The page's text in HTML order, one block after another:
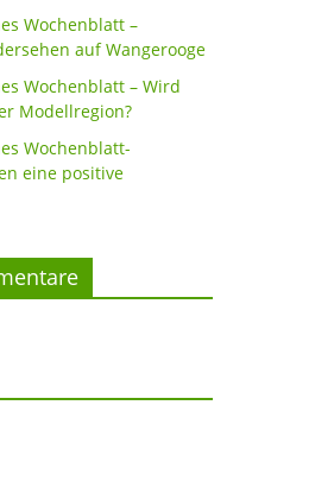
Wochenblatt –
auf Wangerooge
Wochenblatt – Wird
Modellregion?
Wochenblatt-
eine positive